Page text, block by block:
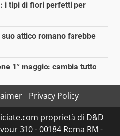
i tipi di fiori perfetti per
attico romano farebbe
1° maggio: cambia tutto
Privacy Policy
proprietà di D&D
310 - 00184 Roma RM -